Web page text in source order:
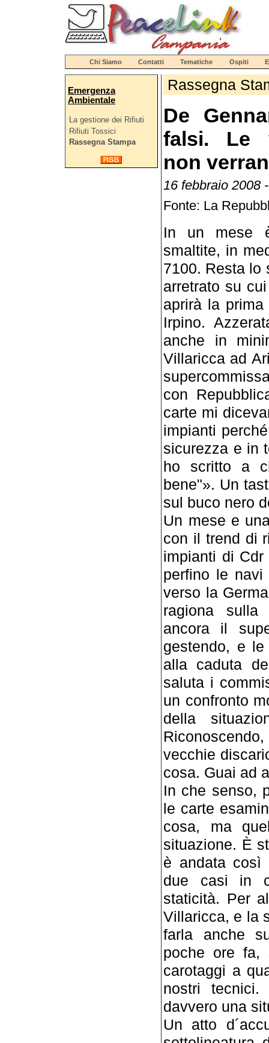
Chi Siamo Contatti Tematiche Ospiti
Emergenza
Ambientale
La gestione dei Rifiuti
Rifiuti Tossici
Rassegna Stampa
Rassegna
De
falsi. Le
non
16 febbraio 2008
Fonte: La
In un mese
smaltite, in
7100. Resta lo
arretrato su
aprirà la
Irpino.
anche in
Villaricca ad
con
carte mi
impianti
sicurezza e in
ho scritto a
bene"». Un
sul buco nero
Un mese e
con il trend di
impianti di
perfino le navi
verso la
ragiona sulla
ancora il
gestendo, e
alla caduta
saluta i
un confronto
della
vecchie
cosa. Guai ad
In che senso,
le carte
cosa, ma
situazione. È
è andata così
due casi in
staticità. Per
Villaricca, e la
farla anche
poche ore fa,
carotaggi a
nostri
davvero una
Un atto